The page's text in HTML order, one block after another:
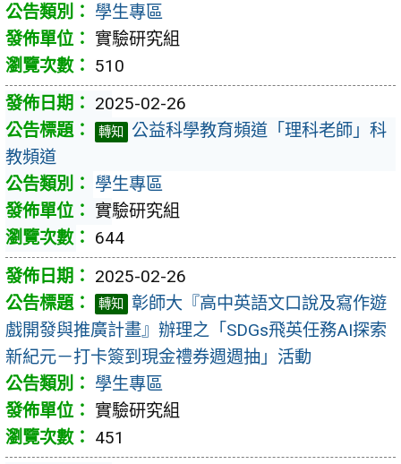
學生專區
實驗研究組
510
2025-02-26
轉知
公益科學教育頻道「理科老師」科
教頻道
學生專區
實驗研究組
644
2025-02-26
轉知
彰師大『高中英語文口說及寫作遊
戲開發與推廣計畫』辦理之「SDGs飛英任務AI探索
新紀元－打卡簽到現金禮券週週抽」活動
學生專區
實驗研究組
451